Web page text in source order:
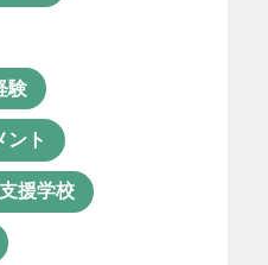
者
医療×福祉
生管理
者支援
携
験
ント
援学校